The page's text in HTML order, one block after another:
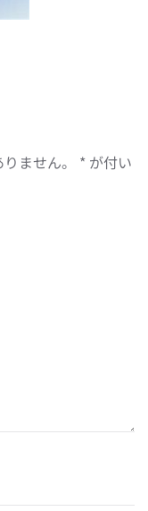
ません。 * が付い